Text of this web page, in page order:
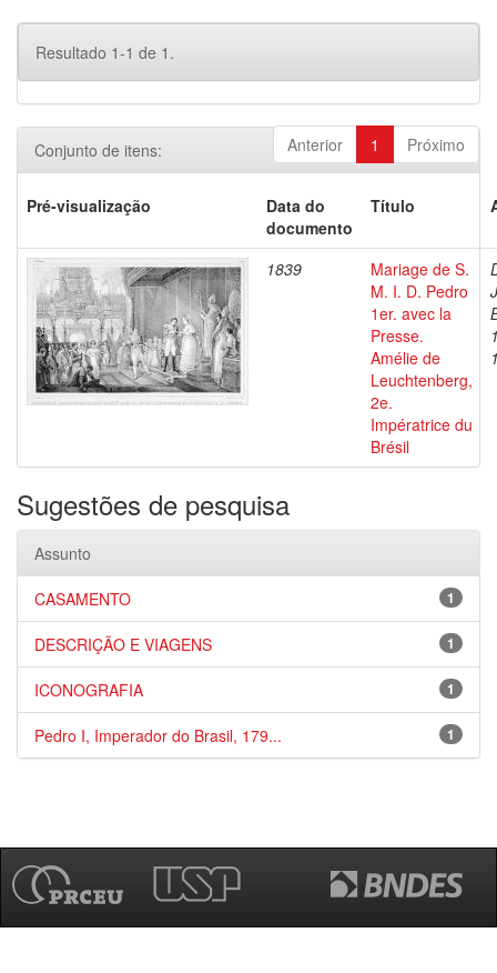
Resultado 1-1 de 1.
Anterior 1 Próximo
Conjunto de itens:
Pré-visualização
Data do
documento
Título
1839
Mariage de S.
M. I. D. Pedro
1er. avec la
Presse.
Amélie de
Leuchtenberg,
2e.
Impératrice du
Brésil
Sugestões de pesquisa
Assunto
1
CASAMENTO
1
DESCRIÇÃO E VIAGENS
1
ICONOGRAFIA
1
Pedro I, Imperador do Brasil, 179...